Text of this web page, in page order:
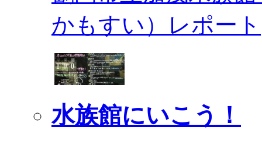
かもすい）レポート
水族館にいこう！